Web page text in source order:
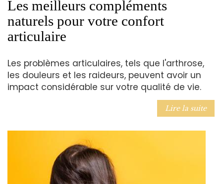
Les meilleurs compléments
naturels pour votre confort
articulaire
Les problèmes articulaires, tels que l'arthrose,
les douleurs et les raideurs, peuvent avoir un
impact considérable sur votre qualité de vie.
Lire la suite